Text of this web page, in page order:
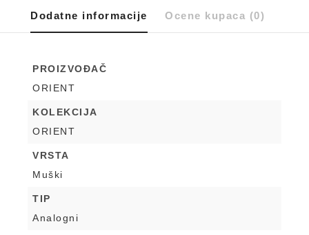
Dodatne informacije Ocene kupaca (0)
PROIZVOĐAČ
ORIENT
KOLEKCIJA
ORIENT
VRSTA
Muški
TIP
Analogni